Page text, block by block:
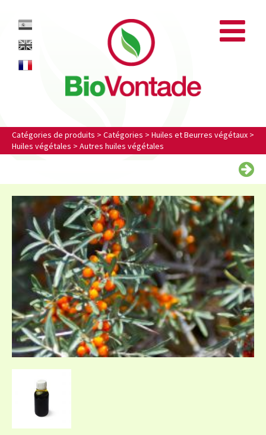
Biovontade
ES
EN
FR
Catégories de produits > Catégories > Huiles et Beurres végétaux >
Huiles végétales > Autres huiles végétales